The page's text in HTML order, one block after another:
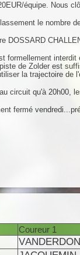
équipe. Nous
le nombre
DOSSARD
formellement
de Zolder est
la trajectoire de
circuit qu'à 20h00,
fermé
Coureur 1